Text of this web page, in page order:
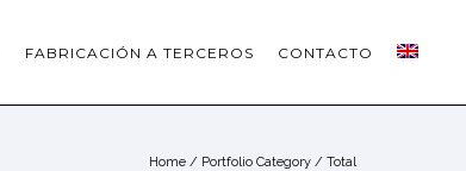
FABRICACIÓN A TERCEROS CONTACTO
Home / Portfolio Category / Total